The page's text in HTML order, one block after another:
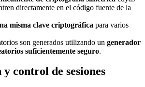
directamente en el código fuente de la
misma clave criptográfica para varios
son generados utilizando un generador
suficientemente seguro.
control de sesiones